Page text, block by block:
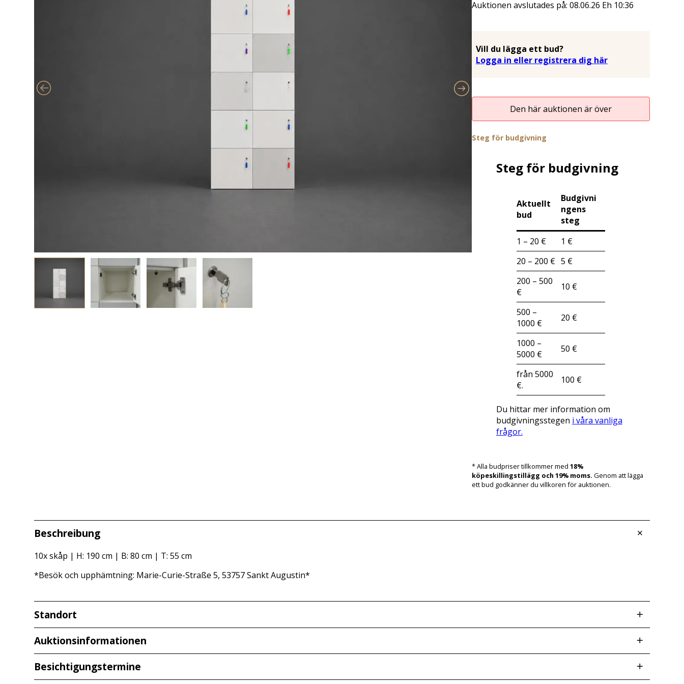
Auktionen avslutades på: 08.06.26 Eh 10:36
Vill du lägga ett bud?
Logga in eller registrera dig här
Den här auktionen är över
Steg för budgivning
Steg för budgivning
Aktuellt
bud
Budgivni
ngens
steg
1 – 20 €
1 €
20 – 200 € 5 €
200 – 500
€
10 €
500 –
1000 €
20 €
1000 –
5000 €
50 €
från 5000
€.
100 €
Du hittar mer information om
budgivningsstegen i våra vanliga
frågor.
* Alla budpriser tillkommer med 18%
köpeskillingstillägg och 19% moms. Genom att lägga
ett bud godkänner du villkoren för auktionen.
Beschreibung
10x skåp | H: 190 cm | B: 80 cm | T: 55 cm
*Besök och upphämtning: Marie-Curie-Straße 5, 53757 Sankt Augustin*
Standort
Redcarstraße 3
53842 Troisdorf
Auktionsinformationen
Visning
Besichtigungstermine